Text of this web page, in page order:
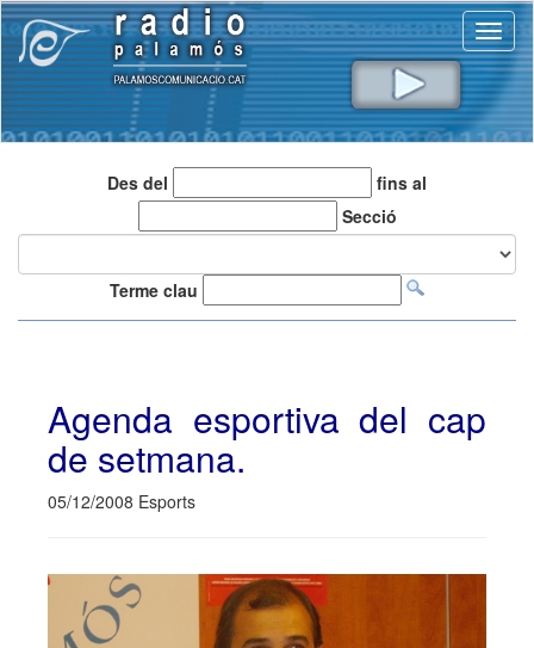
Des del
fins al
Secció
Terme clau
Agenda esportiva del cap
de setmana.
05/12/2008 Esports